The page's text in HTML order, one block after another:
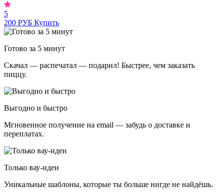
5
200 РУБ Купить
Готово за 5 минут
Скачал — распечатал — подарил! Быстрее, чем заказать
пиццу.
Выгодно и быстро
Мгновенное получение на email — забудь о доставке и
переплатах.
Только вау-идеи
Уникальные шаблоны, которые ты больше нигде не найдёшь.